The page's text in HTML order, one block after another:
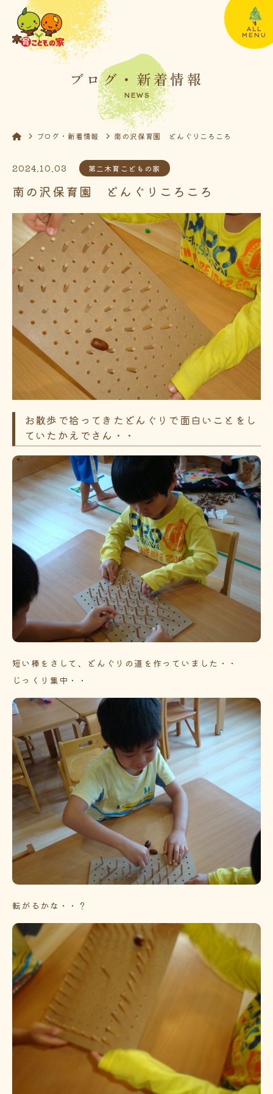
ALL
MENU
ブログ・新着情報
NEWS
ブログ・新着情報 南の沢保育園 どんぐりころころ
2024.10.03 第二木育こどもの家
南の沢保育園 どんぐりころころ
お散歩で拾ってきたどんぐりで面白いことをし
ていたかえでさん・・
短い棒をさして、どんぐりの道を作っていました・・
じっくり集中・・
転がるかな・・？